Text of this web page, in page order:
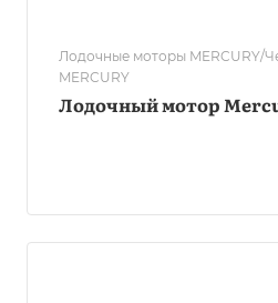
Лодочные моторы MERCURY/
MERCURY
Лодочный мотор